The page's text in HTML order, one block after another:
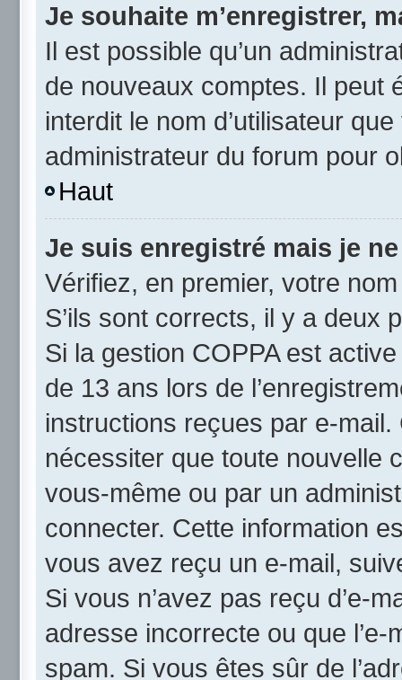
Je souhaite m’enregistrer,
Il est possible qu’un
de nouveaux comptes. Il peut
interdit le nom d’utilisateur
administrateur du forum pour
Haut
Je suis enregistré mais je
Vérifiez, en premier, votre
S’ils sont corrects, il y a deux
Si la gestion COPPA est
de 13 ans lors de
instructions reçues par e-
nécessiter que toute nouvelle
vous-même ou par un
connecter. Cette information
vous avez reçu un e-mail,
Si vous n’avez pas reçu d’e-
adresse incorrecte ou que
spam. Si vous êtes sûr de